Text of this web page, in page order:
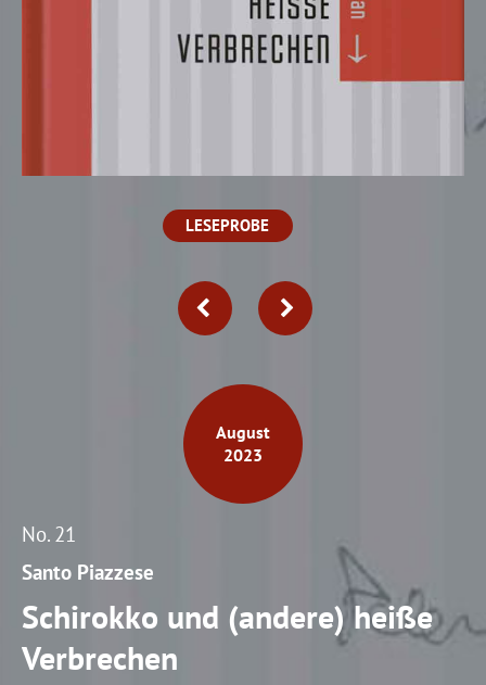
376-293 City Road, Suite 600
San Francisco, CA 94102
info@yourdomain.com
Lorem ipsum dolor sit amet, consectetuer adipiscing elit.
sociis natoque penatibus et magnis dis parturient montes,
nascetur ridiculus mus. Donec quam felis, ultricies nec.
LESEPROBE
August
2023
No. 21
Santo Piazzese
Schirokko und (andere) heiße
Verbrechen